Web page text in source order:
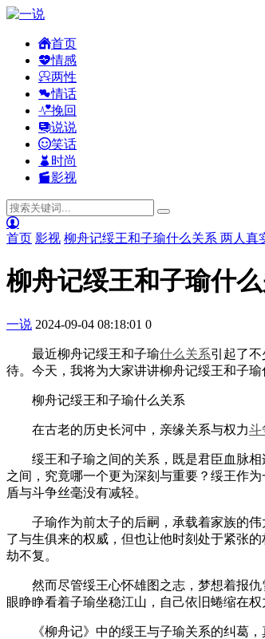
首页
情感
两性
情话
挽回
说说
笑话
时尚
影视
首页 影视 柳舟记绥王和子瑜什么关系 两人真
柳舟记绥王和子瑜什
一说 2024-09-04 08:18:01 0
最近柳舟记绥王和子瑜什么关系引起了
待。今天，我将为大家讲讲柳舟记绥王和子
柳舟记绥王和子瑜什么关系
在古老的历史长河中，亲缘关系与权力斗
绥王和子瑜之间的关系，既是君臣血脉相
之间，究竟哪一个更为深刻与重要？绥王作
盾与斗争丝毫没有减轻。
子瑜作为前太子的后嗣，承载着家族的伟
了与生俱来的权威，但也让他时刻处于紧张
劫不复。
然而尽管绥王心怀雄图之志，梦想着报仇
眼睁睁看着子瑜坐稳江山，自己依旧蜷缩在
《柳舟记》中的绥王与子瑜关系的纠葛，